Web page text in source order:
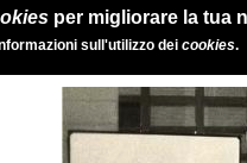
per migliorare la tua
sull'utilizzo dei cookies.